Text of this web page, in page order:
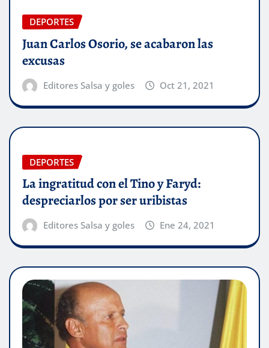
DEPORTES
Juan Carlos Osorio, se acabaron las
excusas
Editores Salsa y goles Oct 21, 2021
DEPORTES
La ingratitud con el Tino y Faryd:
despreciarlos por ser uribistas
Editores Salsa y goles Ene 24, 2021